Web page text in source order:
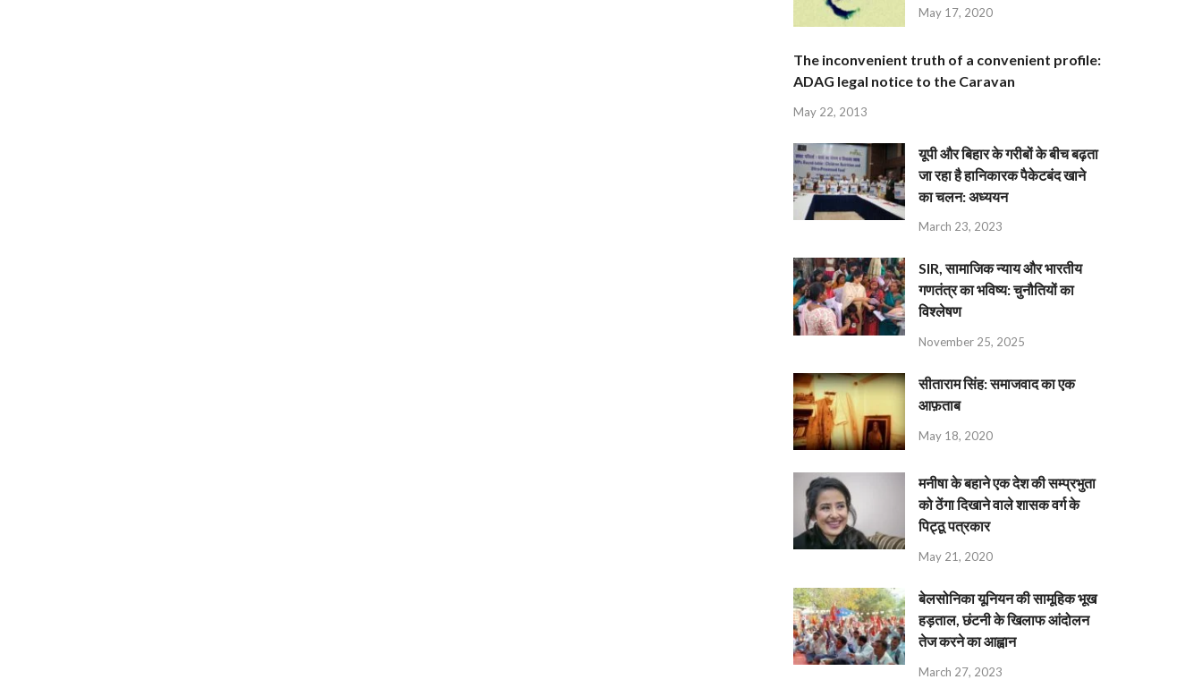
May 17, 2020
The inconvenient truth of a convenient profile:
ADAG legal notice to the Caravan
May 22, 2013
यूपी और बिहार के गरीबों के बीच बढ़ता
जा रहा है हानिकारक पैकेटबंद खाने
का चलन: अध्ययन
March 23, 2023
SIR, सामाजिक न्याय और भारतीय
गणतंत्र का भविष्य: चुनौतियों का
विश्लेषण
November 25, 2025
सीताराम सिंह: समाजवाद का एक
आफ़ताब
May 18, 2020
मनीषा के बहाने एक देश की सम्प्रभुता
को ठेंगा दिखाने वाले शासक वर्ग के
पिट्ठू पत्रकार
May 21, 2020
बेलसोनिका यूनियन की सामूहिक भूख
हड़ताल, छंटनी के खिलाफ आंदोलन
तेज करने का आह्वान
March 27, 2023